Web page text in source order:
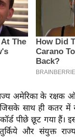
अमेरिका के रक्षक
जिसके साथ ही कतर में
पीछे छूट गया हैं।
और संयुक्त